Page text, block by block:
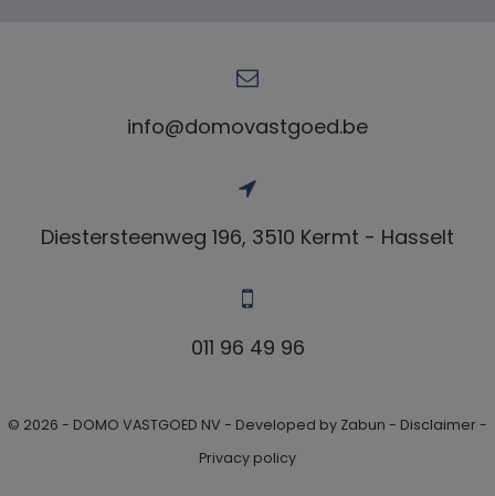
info@domovastgoed.be
Diestersteenweg 196, 3510 Kermt - Hasselt
011 96 49 96
© 2026 - DOMO VASTGOED NV - Developed by Zabun - Disclaimer-
Privacy policy